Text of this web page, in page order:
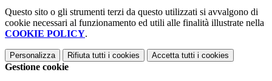
Questo sito o gli strumenti terzi da questo utilizzati si avvalgono di
cookie necessari al funzionamento ed utili alle finalità illustrate nella
COOKIE POLICY.
Personalizza Rifiuta tutti i cookies Accetta tutti i cookies
Gestione cookie